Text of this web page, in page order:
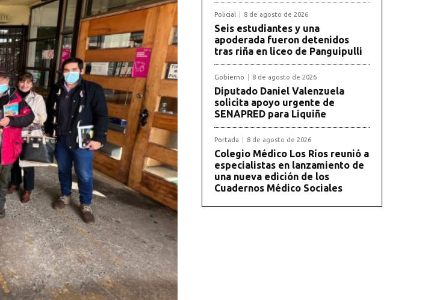
Policial 8 de agosto de 2026
Seis estudiantes y una
apoderada fueron detenidos
tras riña en liceo de Panguipulli
Gobierno 8 de agosto de 2026
Diputado Daniel Valenzuela
solicita apoyo urgente de
SENAPRED para Liquiñe
Portada 8 de agosto de 2026
Colegio Médico Los Ríos reunió a
especialistas en lanzamiento de
una nueva edición de los
Cuadernos Médico Sociales